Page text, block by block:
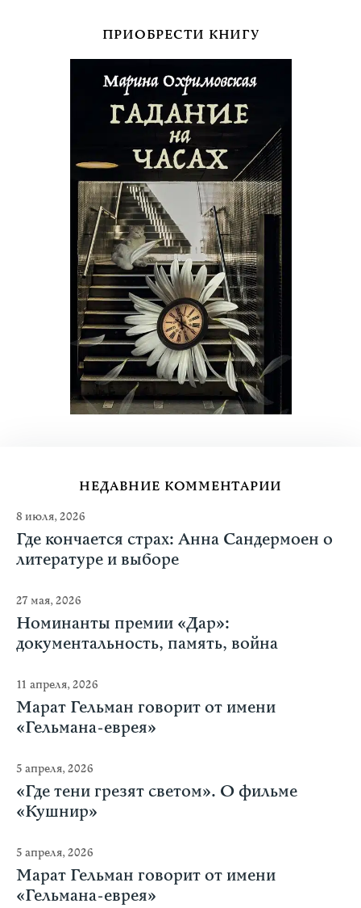
ПРИОБРЕСТИ КНИГУ
НЕДАВНИЕ КОММЕНТАРИИ
8 июля, 2026
Где кончается страх: Анна Сандермоен о
литературе и выборе
27 мая, 2026
Номинанты премии «Дар»:
документальность, память, война
11 апреля, 2026
Марат Гельман говорит от имени
«Гельмана-еврея»
5 апреля, 2026
«Где тени грезят светом». О фильме
«Кушнир»
5 апреля, 2026
Марат Гельман говорит от имени
«Гельмана-еврея»